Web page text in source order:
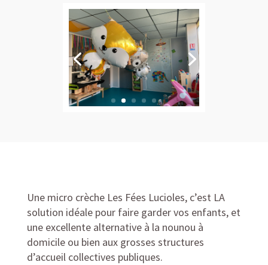
Une micro crèche Les Fées Lucioles, c’est LA
solution idéale pour faire garder vos enfants, et
une excellente alternative à la nounou à
domicile ou bien aux grosses structures
d’accueil collectives publiques.